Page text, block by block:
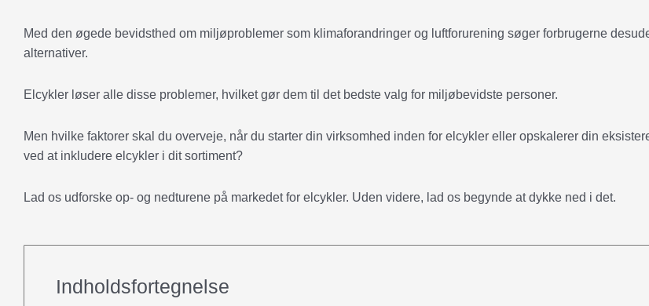
Med den øgede bevidsthed om miljøproblemer som klimaforandringer og luftforurening søger forbrugerne
alternativer.
Elcykler løser alle disse problemer, hvilket gør dem til det bedste valg for miljøbevidste personer.
Men hvilke faktorer skal du overveje, når du starter din virksomhed inden for elcykler eller opskalerer din
ved at inkludere elcykler i dit sortiment?
Lad os udforske op- og nedturene på markedet for elcykler. Uden videre, lad os begynde at dykke ned i det.
Indholdsfortegnelse